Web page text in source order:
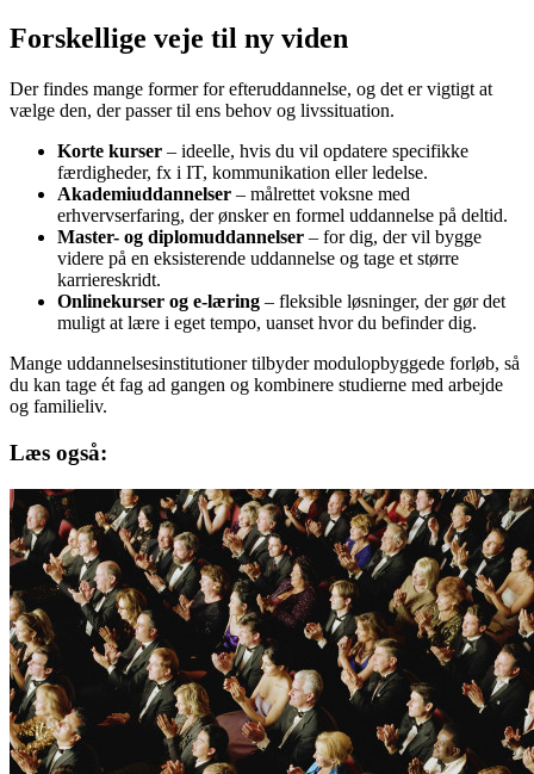
Forskellige veje til ny viden
Der findes mange former for efteruddannelse, og det er vigtigt at
vælge den, der passer til ens behov og livssituation.
Korte kurser – ideelle, hvis du vil opdatere specifikke
færdigheder, fx i IT, kommunikation eller ledelse.
Akademiuddannelser – målrettet voksne med
erhvervserfaring, der ønsker en formel uddannelse på deltid.
Master- og diplomuddannelser – for dig, der vil bygge
videre på en eksisterende uddannelse og tage et større
karriereskridt.
Onlinekurser og e-læring – fleksible løsninger, der gør det
muligt at lære i eget tempo, uanset hvor du befinder dig.
Mange uddannelsesinstitutioner tilbyder modulopbyggede forløb, så
du kan tage ét fag ad gangen og kombinere studierne med arbejde
og familieliv.
Læs også: